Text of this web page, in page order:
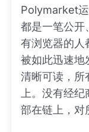
Polymarket
都是一笔公开
有浏览器的人
被如此迅速地
清晰可读，所
上。没有经
部在链上，对